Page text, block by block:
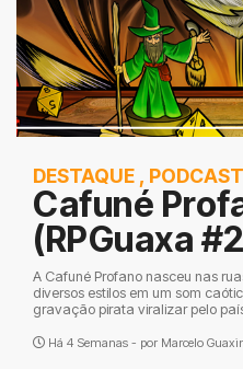
DESTAQUE ,
Cafuné
(RPGuaxa
A Cafuné Profano nasceu nas
diversos estilos em um som
gravação pirata viralizar pelo
Há 4 Semanas - por Marcelo